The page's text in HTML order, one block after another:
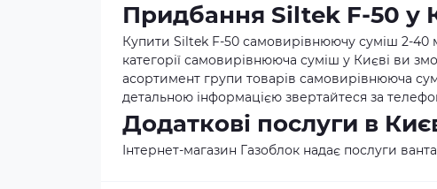
Придбання Siltek F-50 у
Купити Siltek F-50 самовирівнюючу суміш 2-40
категорії самовирівнююча суміш у Києві ви
асортимент групи товарів самовирівнююча
детальною інформацією звертайтеся за
Додаткові послуги в
Інтернет-магазин Газоблок надає послуги